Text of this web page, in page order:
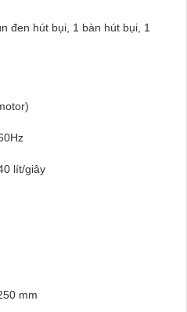
đen hút bụi, 1 bàn hút bụi, 1
lít/giây
mm